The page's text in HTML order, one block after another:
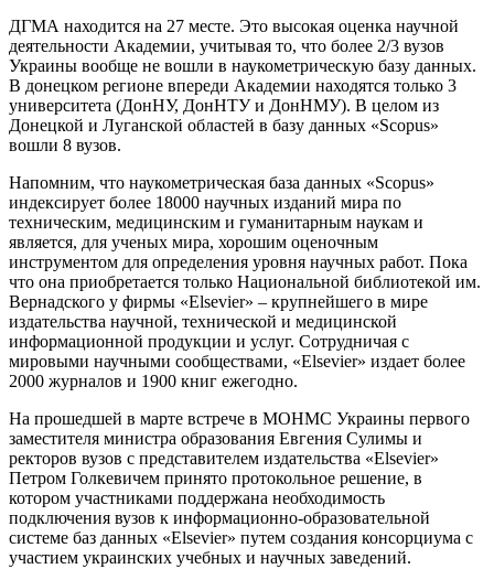
ДГМА находится на 27 месте. Это высокая оценка научной
деятельности Академии, учитывая то, что более 2/3 вузов
Украины вообще не вошли в наукометрическую базу данных.
В донецком регионе впереди Академии находятся только 3
университета (ДонНУ, ДонНТУ и ДонНМУ). В целом из
Донецкой и Луганской областей в базу данных «Scopus»
вошли 8 вузов.
Напомним, что наукометрическая база данных «Scopus»
индексирует более 18000 научных изданий мира по
техническим, медицинским и гуманитарным наукам и
является, для ученых мира, хорошим оценочным
инструментом для определения уровня научных работ. Пока
что она приобретается только Национальной библиотекой им.
Вернадского у фирмы «Elsevier» – крупнейшего в мире
издательства научной, технической и медицинской
информационной продукции и услуг. Сотрудничая с
мировыми научными сообществами, «Elsevier» издает более
2000 журналов и 1900 книг ежегодно.
На прошедшей в марте встрече в МОНМС Украины первого
заместителя министра образования Евгения Сулимы и
ректоров вузов с представителем издательства «Elsevier»
Петром Голкевичем принято протокольное решение, в
котором участниками поддержана необходимость
подключения вузов к информационно-образовательной
системе баз данных «Elsevier» путем создания консорциума с
участием украинских учебных и научных заведений.